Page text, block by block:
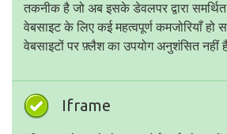
तकनीक है जो अब इसके डेवलपर द्वारा
वेबसाइट के लिए कई महत्वपूर्ण कमजोरियाँ हो
वेबसाइटों पर फ़्लैश का उपयोग अनुशंसित नहीं
Iframe